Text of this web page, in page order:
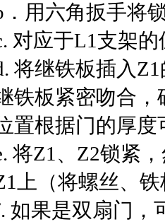
．用六角扳手将
对应于L1支架
将继铁板插入
铁板紧密吻合，
置根据门的厚度
将Z1、Z2锁紧
上（将螺丝、
如果是双扇门，